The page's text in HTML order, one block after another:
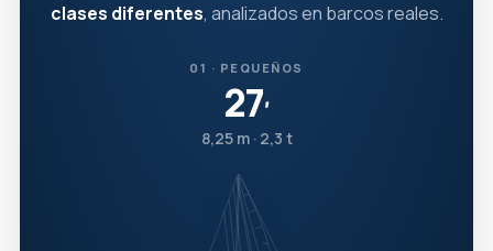
clases diferentes, analizados en barcos reales.
01 · PEQUEÑOS
27′
8,25 m · 2,3 t